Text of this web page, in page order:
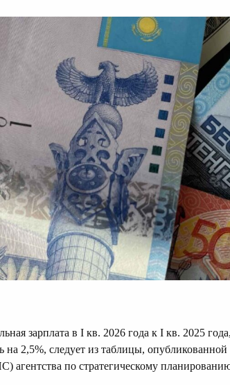
зарплата в I кв. 2026 года к I кв. 2025
на 2,5%, следует из таблицы,
агентства по стратегическому